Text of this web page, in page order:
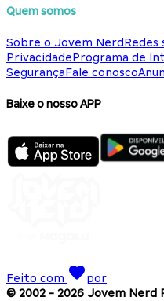
Quem somos
Sobre o Jovem NerdRedes
PrivacidadePrograma de
SegurançaFale conosco
Baixe o nosso APP
Feito com
por
© 2002 - 2026 Jovem Nerd